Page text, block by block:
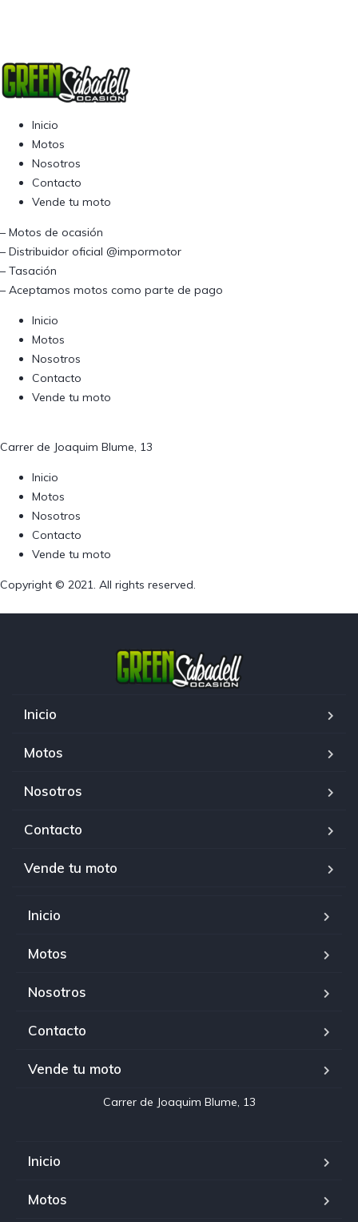
Inicio
Motos
Nosotros
Contacto
Vende tu moto
– Motos de ocasión
– Distribuidor oficial @impormotor
– Tasación
– Aceptamos motos como parte de pago
Inicio
Motos
Nosotros
Contacto
Vende tu moto
Carrer de Joaquim Blume, 13
Inicio
Motos
Nosotros
Contacto
Vende tu moto
Copyright © 2021. All rights reserved.
Inicio
Motos
Nosotros
Contacto
Vende tu moto
Inicio
Motos
Nosotros
Contacto
Vende tu moto
Inicio
Motos